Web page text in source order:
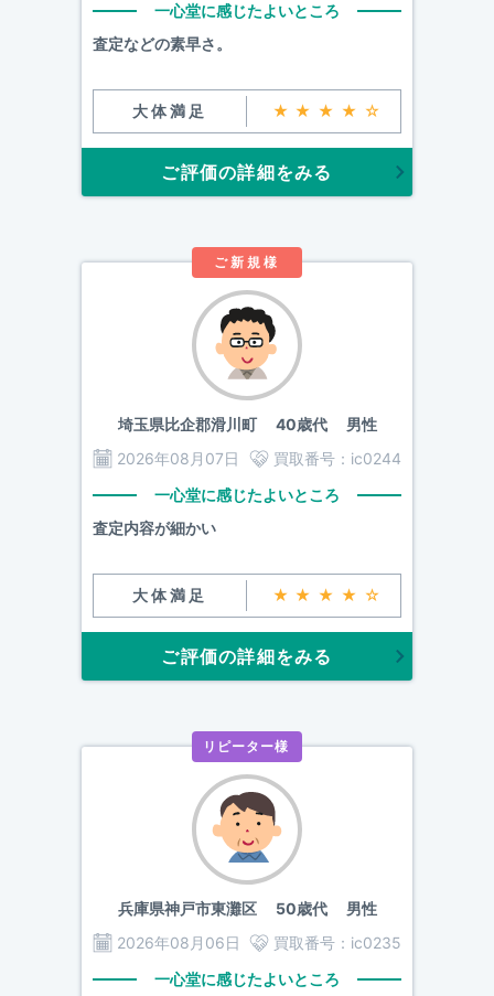
一心堂に感じたよいところ
査定などの素早さ。
大体満足 ★★★★☆
ご評価の詳細をみる
ご新規様
埼玉県比企郡滑川町40歳代 男性
2026年08月07日
買取番号： ic0244
一心堂に感じたよいところ
査定内容が細かい
大体満足 ★★★★☆
ご評価の詳細をみる
リピーター様
兵庫県神戸市東灘区50歳代 男性
2026年08月06日
買取番号： ic0235
一心堂に感じたよいところ